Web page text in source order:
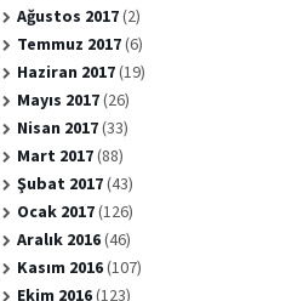
Ağustos 2017(2)
Temmuz 2017(6)
Haziran 2017(19)
Mayıs 2017(26)
Nisan 2017(33)
Mart 2017(88)
Şubat 2017(43)
Ocak 2017(126)
Aralık 2016(46)
Kasım 2016(107)
Ekim 2016(123)